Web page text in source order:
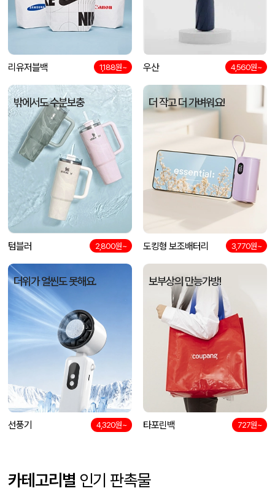
리유저블백 1,188원~ 우산 4,560원~
밖에서도 수분보충
텀블러 2,800원~
더 작고 더 가벼워요!
도킹형 보조배터리 3,770원~
더위가 얼씬도 못해요.
선풍기 4,320원~
보부상의 만능가방!
타포린백 727원~
카테고리별 인기 판촉물